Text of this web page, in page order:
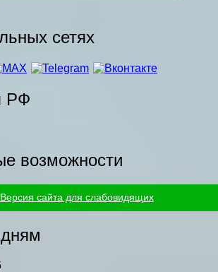
сетях
РФ
возможности
сайта для слабовидящих